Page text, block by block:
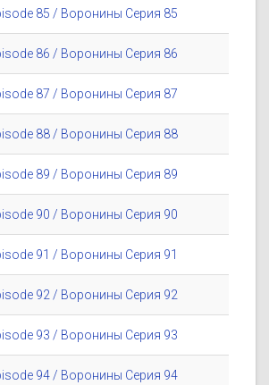
85 / Воронины Серия 85
86 / Воронины Серия 86
87 / Воронины Серия 87
88 / Воронины Серия 88
89 / Воронины Серия 89
90 / Воронины Серия 90
91 / Воронины Серия 91
92 / Воронины Серия 92
93 / Воронины Серия 93
94 / Воронины Серия 94